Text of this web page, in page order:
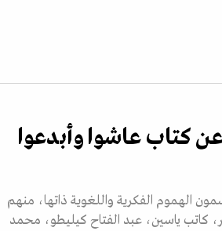
كتاب عاشوا وأبدعوا
الهموم الفكرية واللغوية ذاتها، منهم
كاتب ياسين، عبد الفتاح كيليطو، محمد